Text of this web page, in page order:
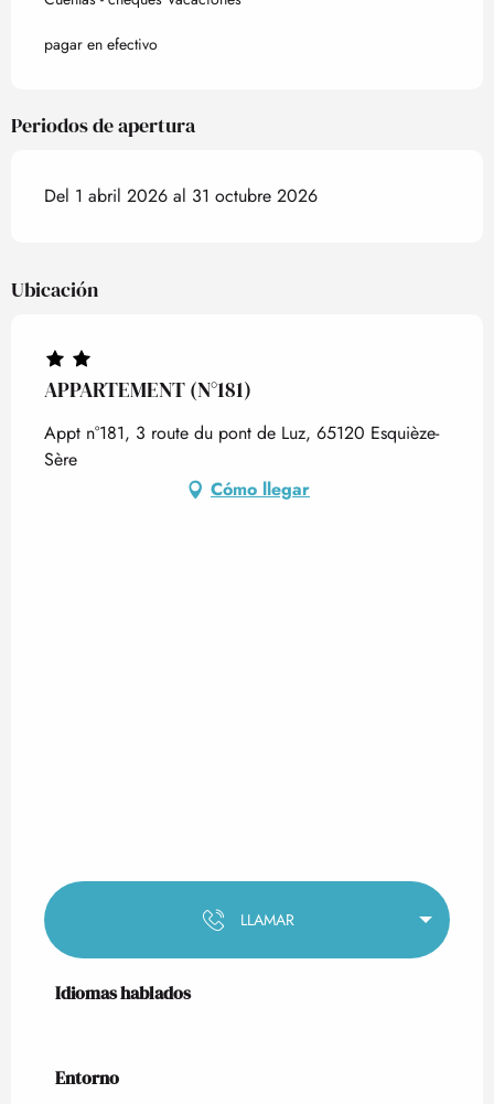
pagar en efectivo
Periodos de apertura
Del 1 abril 2026 al 31 octubre 2026
Ubicación
APPARTEMENT (N°181)
Appt n°181, 3 route du pont de Luz, 65120 Esquièze-
Sère
Cómo llegar
LLAMAR
Idiomas hablados
Idiomas hablados
Entorno
Entorno